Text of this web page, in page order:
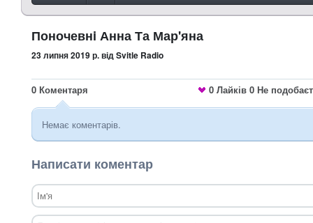
Поночевнi Анна Та Мар'яна
23 липня 2019 р.від Svitle Radio
0 Лайків 0 Не
0 Коментаря
Немає коментарів.
Написати коментар